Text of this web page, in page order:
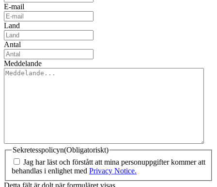
E-mail
Land
Antal
Meddelande
Sekretesspolicyn(Obligatoriskt)
Jag har läst och förstått att mina personuppgifter kommer att
behandlas i enlighet med Privacy Notice.